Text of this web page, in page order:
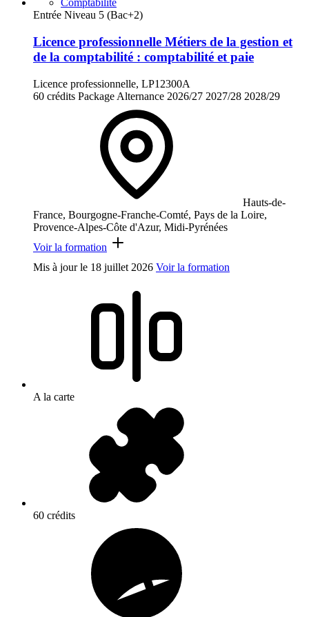
Comptabilité
Entrée Niveau 5 (Bac+2)
Licence professionnelle Métiers de la gestion et
de la comptabilité : comptabilité et paie
Licence professionnelle, LP12300A
60 crédits Package Alternance 2026/27 2027/28 2028/29
Hauts-de-
France, Bourgogne-Franche-Comté, Pays de la Loire,
Provence-Alpes-Côte d'Azur, Midi-Pyrénées
Voir la formation
Mis à jour le 18 juillet 2026 Voir la formation
A la carte
60 crédits